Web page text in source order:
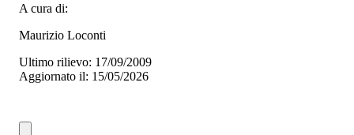
A cura di:
Maurizio Loconti
Ultimo rilievo: 17/09/2009
Aggiornato il: 15/05/2026